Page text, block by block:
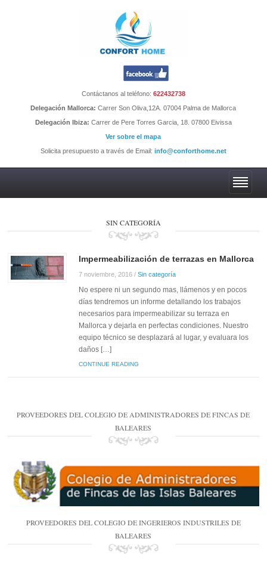
Contáctanos al teléfono: 622432738
Delegación Mallorca: Carrer Son Oliva,12A. 07004 Palma de Mallorca
Delegación Ibiza: Carrer de Pere Torres Garcia, 18. 07800 Eivissa
Ver sobre el mapa
Solicita presupuesto a través de Email: info@conforthome.net
SIN CATEGORÍA
Impermeabilización de terrazas en Mallorca
7 noviembre, 2016/ Sin categoría
No espere ni un segundo mas, llámenos y en pocos
días tendremos un informe detallando los trabajos
necesarios para impermeabilizar su terraza en
Mallorca y dejarla en perfectas condiciones. Nuestro
equipo técnico se desplazará al lugar, y evaluara los
daños […]
CONTINUE READING
PROVEEDORES DEL COLEGIO DE ADMINISTRADORES DE FINCAS DE
BALEARES
PROVEEDORES DEL COLEGIO DE INGERIEROS INDUSTRILES DE
BALEARES